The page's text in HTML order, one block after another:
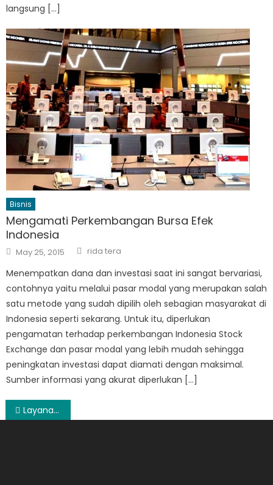
langsung […]
Bisnis
Mengamati Perkembangan Bursa Efek
Indonesia
Posted
on
May 25, 2015 Author
rida tera
Menempatkan dana dan investasi saat ini sangat bervariasi,
contohnya yaitu melalui pasar modal yang merupakan salah
satu metode yang sudah dipilih oleh sebagian masyarakat di
Indonesia seperti sekarang. Untuk itu, diperlukan
pengamatan terhadap perkembangan Indonesia Stock
Exchange dan pasar modal yang lebih mudah sehingga
peningkatan investasi dapat diamati dengan maksimal.
Sumber informasi yang akurat diperlukan […]
Post
Layanan Asuransi Perjalanan International